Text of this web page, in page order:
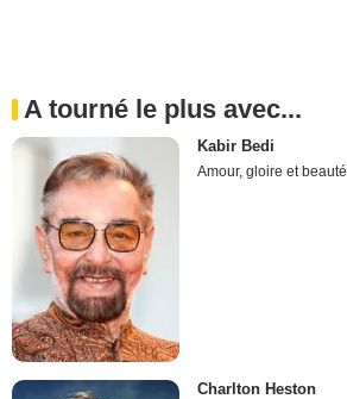
A tourné le plus avec...
Kabir Bedi
Amour, gloire et beauté
Charlton Heston